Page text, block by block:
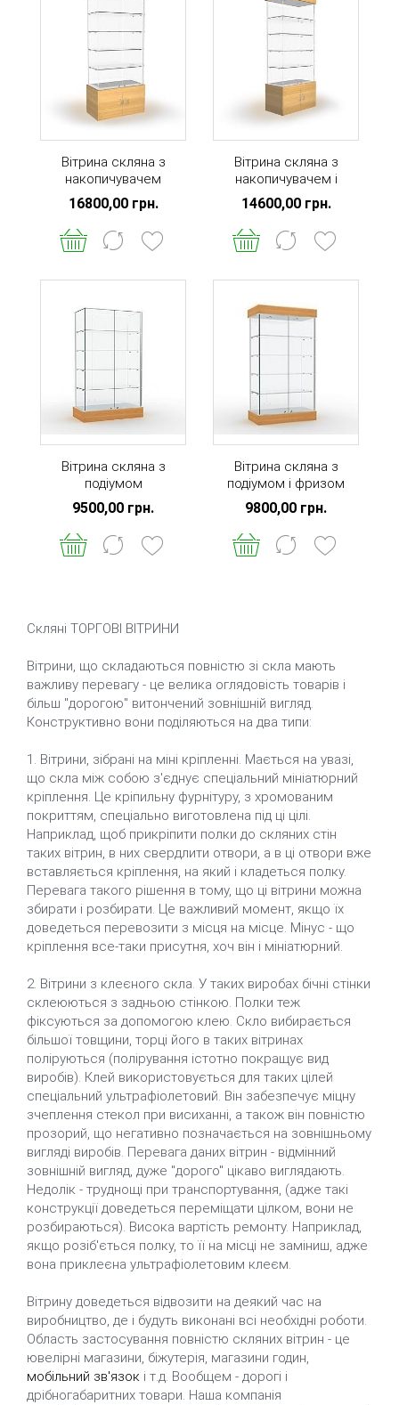
Вітрина скляна з
накопичувачем
16800,00 грн.
Вітрина скляна з
накопичувачем і
фризом
14600,00 грн.
Вітрина скляна з
подіумом
9500,00 грн.
Вітрина скляна з
подіумом і фризом
9800,00 грн.
Скляні ТОРГОВІ ВІТРИНИ
Вітрини, що складаються повністю зі скла мають
важливу перевагу - це велика оглядовість товарів і
більш "дорогою" витончений зовнішній вигляд.
Конструктивно вони поділяються на два типи:
1. Вітрини, зібрані на міні кріпленні. Мається на увазі,
що скла між собою з'єднує спеціальний мініатюрний
кріплення. Це кріпильну фурнітуру, з хромованим
покриттям, спеціально виготовлена ​​під ці цілі.
Наприклад, щоб прикріпити полки до скляних стін
таких вітрин, в них свердлити отвори, а в ці отвори вже
вставляється кріплення, на який і кладеться полку.
Перевага такого рішення в тому, що ці вітрини можна
збирати і розбирати. Це важливий момент, якщо їх
доведеться перевозити з місця на місце. Мінус - що
кріплення все-таки присутня, хоч він і мініатюрний.
2. Вітрини з клеєного скла. У таких виробах бічні стінки
склеюються з задньою стінкою. Полки теж
фіксуються за допомогою клею. Скло вибирається
більшої товщини, торці його в таких вітринах
поліруються (полірування істотно покращує вид
виробів). Клей використовується для таких цілей
спеціальний ультрафіолетовий. Він забезпечує міцну
зчеплення стекол при висиханні, а також він повністю
прозорий, що негативно позначається на зовнішньому
вигляді виробів. Перевага даних вітрин - відмінний
зовнішній вигляд, дуже "дорого" цікаво виглядають.
Недолік - труднощі при транспортування, (адже такі
конструкції доведеться переміщати цілком, вони не
розбираються). Висока вартість ремонту. Наприклад,
якщо розіб'ється полку, то її на місці не заміниш, адже
вона приклеєна ультрафіолетовим клеєм.
Вітрину доведеться відвозити на деякий час на
виробництво, де і будуть виконані всі необхідні роботи.
Область застосування повністю скляних вітрин - це
ювелірні магазини, біжутерія, магазини годин,
мобільний зв'язок і т.д. Вообщем - дорогі і
дрібногабаритних товари. Наша компанія